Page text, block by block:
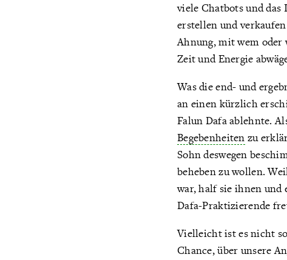
viele Chatbots und
erstellen und
Ahnung, mit wem oder
Zeit und Energie
Was die end- und
an einen kürzlich
Falun Dafa ablehnte.
Begebenheiten zu
Sohn deswegen
beheben zu wollen.
war, half sie ihnen und
Dafa-Praktizierende
Vielleicht ist es nicht
Chance, über unsere